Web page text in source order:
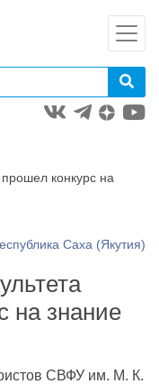
конкурс на
Саха (Якутия)
на знание
СВФУ им. М. К.